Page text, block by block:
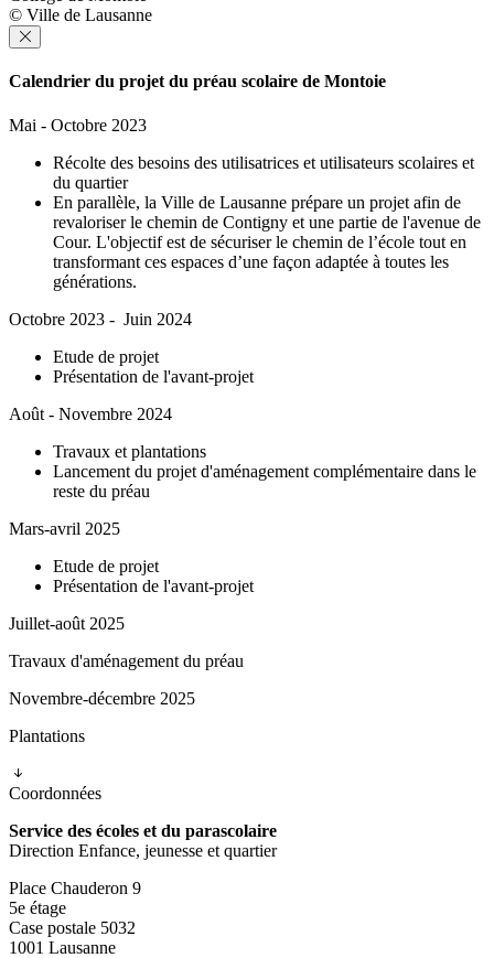
© Ville de Lausanne
Calendrier du projet du préau scolaire de Montoie
Mai - Octobre 2023
Récolte des besoins des utilisatrices et utilisateurs scolaires et
du quartier
En parallèle, la Ville de Lausanne prépare un projet afin de
revaloriser le chemin de Contigny et une partie de l'avenue de
Cour. L'objectif est de sécuriser le chemin de l’école tout en
transformant ces espaces d’une façon adaptée à toutes les
générations.
Octobre 2023 - Juin 2024
Etude de projet
Présentation de l'avant-projet
Août - Novembre 2024
Travaux et plantations
Lancement du projet d'aménagement complémentaire dans le
reste du préau
Mars-avril 2025
Etude de projet
Présentation de l'avant-projet
Juillet-août 2025
Travaux d'aménagement du préau
Novembre-décembre 2025
Plantations
Coordonnées
Service des écoles et du parascolaire
Direction Enfance, jeunesse et quartier
Place Chauderon 9
5e étage
Case postale 5032
1001 Lausanne